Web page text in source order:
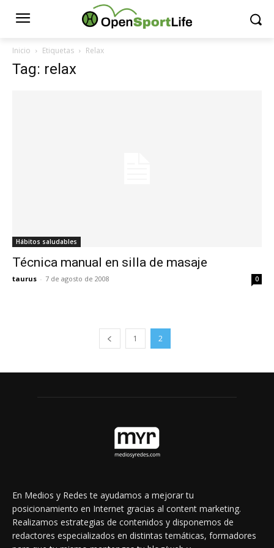
Inicio Etiquetas Relax
Tag: relax
Hábitos saludables
Técnica manual en silla de masaje
taurus - 7 de agosto de 2008 0
1 2
En Medios y Redes te ayudamos a mejorar tu
posicionamiento en Internet gracias al content marketing.
Realizamos estrategias de contenidos y disponemos de
redactores especializados en distintas temáticas, formadores